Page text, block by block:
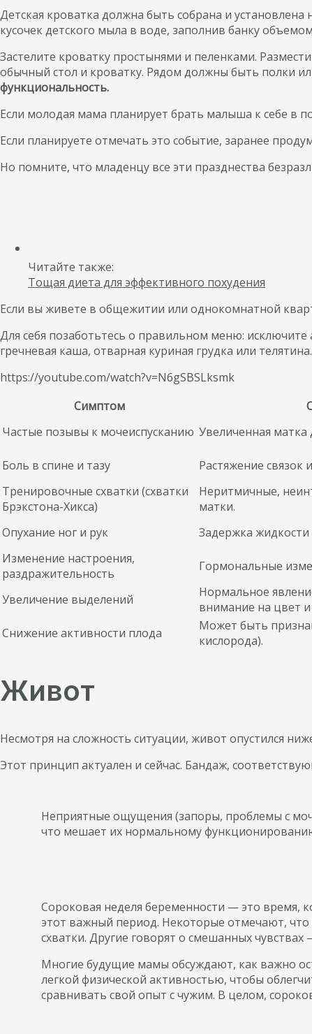
Детская кроватка должна быть собрана и
кусочек детского мыла в воде, заполнив банку
Застелите кроватку простынями и пеленками.
обычный стол и кроватку. Рядом должны быть полки
функциональность.
Если молодая мама планирует брать малыша к себе в
Если планируете отмечать это событие, заранее
Но помните, что младенцу все эти празднества
Читайте также:
Тощая диета для эффективного похудения
Если вы живете в общежитии или однокомнатной
Для себя позаботьтесь о правильном меню:
гречневая каша, отварная куриная грудка или телятина.
https://youtube.com/watch?v=N6gSBSLksmk
Симптом
Частые позывы к мочеиспусканию Увеличенная
Боль в спине и тазу
Растяжение
Тренировочные схватки (схватки
Брэкстона-Хикса)
Неритмичные,
матки.
Опухание ног и рук
Задержка жидкости
Изменение настроения,
раздражительность
Гормональные
Увеличение выделений
Нормальное
внимание на цвет и
Снижение активности плода
Может быть
кислорода).
Живот
Несмотря на сложность ситуации, живот опустился
Этот принцип актуален и сейчас. Бандаж,
Неприятные ощущения (запоры, проблемы с
что мешает их нормальному
Сороковая неделя беременности — это время,
этот важный период. Некоторые отмечают, что
схватки. Другие говорят о смешанных
Многие будущие мамы обсуждают, как важно
легкой физической активностью, чтобы
сравнивать свой опыт с чужим. В целом,